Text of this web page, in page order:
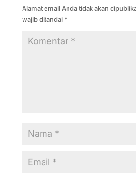
Alamat email Anda tidak akan
wajib ditandai *